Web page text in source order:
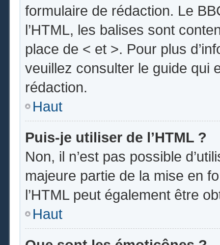
formulaire de rédaction. Le
l’HTML, les balises sont
place de < et >. Pour plus
veuillez consulter le guide qui
rédaction.
Haut
Puis-je utiliser de l’HTML ?
Non, il n’est pas possible
majeure partie de la mise en
l’HTML peut également être
Haut